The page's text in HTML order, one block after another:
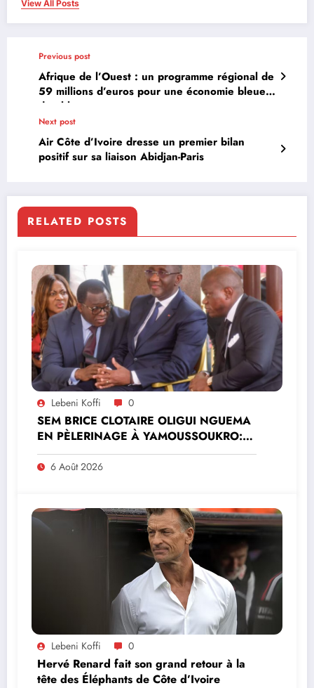
View All Posts
Previous post
Afrique de l’Ouest : un programme régional de
59 millions d’euros pour une économie bleue
durable
Next post
Air Côte d’Ivoire dresse un premier bilan
positif sur sa liaison Abidjan-Paris
RELATED POSTS
Lebeni Koffi 0
SEM BRICE CLOTAIRE OLIGUI NGUEMA
EN PÈLERINAGE À YAMOUSSOUKRO:LE
MINISTRE PAULIN CLAUDE DANHO
PREND PART À LA CÉRÉMONIE
6 Août 2026
Lebeni Koffi 0
Hervé Renard fait son grand retour à la
tête des Éléphants de Côte d’Ivoire